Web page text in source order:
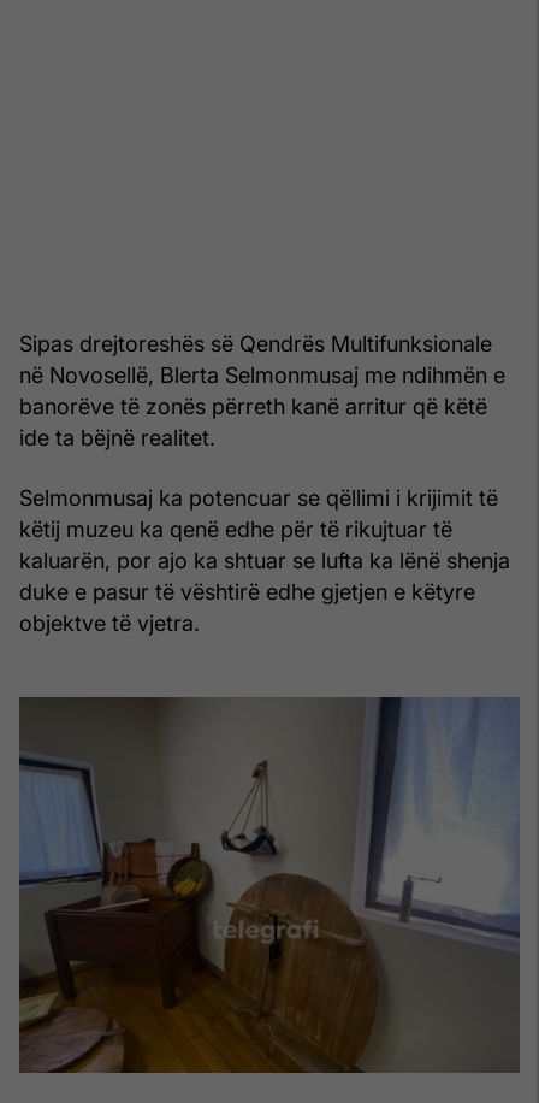
Sipas drejtoreshës së Qendrës Multifunksionale
në Novosellë, Blerta Selmonmusaj me ndihmën e
banorëve të zonës përreth kanë arritur që këtë
ide ta bëjnë realitet.
Selmonmusaj ka potencuar se qëllimi i krijimit të
këtij muzeu ka qenë edhe për të rikujtuar të
kaluarën, por ajo ka shtuar se lufta ka lënë shenja
duke e pasur të vështirë edhe gjetjen e këtyre
objektve të vjetra.